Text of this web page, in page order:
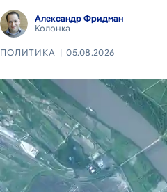
Александр Фридман
Колонка
ПОЛИТИКА 05.08.2026